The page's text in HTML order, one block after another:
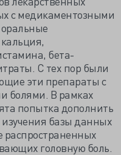
с медикаментозными
бета-
С тех пор были
эти препараты с
болями. В рамках
попытка дополнить
изучения базы данных
распространенных
головную боль.